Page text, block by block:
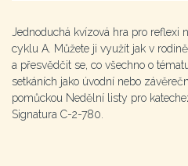
Jednoduchá kvízová hra pro reflexi
cyklu A. Můžete ji využít jak v
a přesvědčit se, co všechno o
setkáních jako úvodní nebo
pomůckou Nedělní listy pro
Signatura C-2-780.